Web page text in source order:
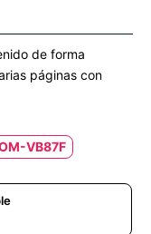
de forma
páginas con
VB87F